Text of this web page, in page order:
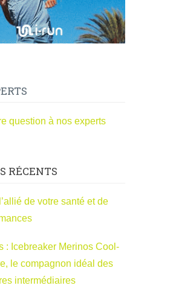
question à nos experts
RÉCENTS
de votre santé et de
: Icebreaker Merinos Cool-
le compagnon idéal des
intermédiaires